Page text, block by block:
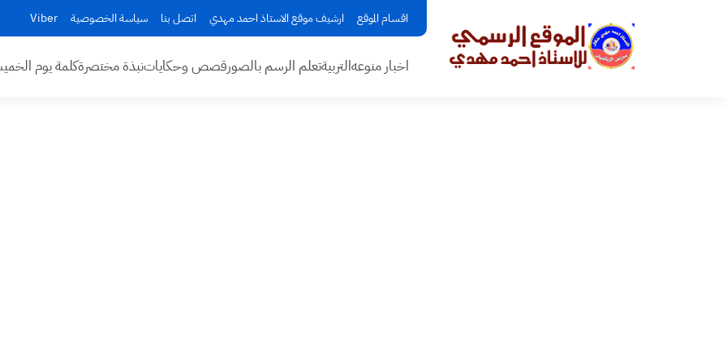
اقسام الموقع ارشيف موقع الاستاذ احمد مهدي اتصل بنا سياسة الخصوصية Viber
اخبار منوعهالتربيةتعلم الرسم بالصورقصص وحكاياتنبذة مختصرةكلمة يوم